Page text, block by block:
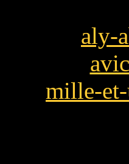
aly-
mille-